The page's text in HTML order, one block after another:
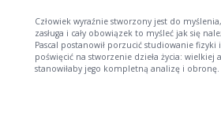
Człowiek wyraźnie stworzony jest do
zasługa i cały obowiązek to myśleć jak się należy Blaise Pascal W 1653 roku
Pascal postanowił porzucić studiowanie fizyki
poświęcić na stworzenie dzieła życia: wielkiej
stanowiłaby jego kompletną analizę i